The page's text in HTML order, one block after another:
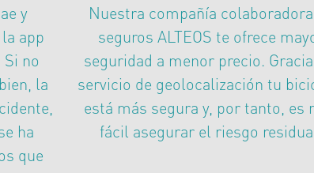
y
app
no
la
ha
que
Nuestra compañía
seguros ALTEOS te ofrece
seguridad a menor precio.
servicio de geolocalización tu
está más segura y, por tanto, es
fácil asegurar el riesgo